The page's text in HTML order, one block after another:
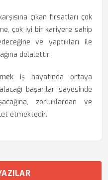
çıkan fırsatları çok
çok iyi bir kariyere sahip
ve yaptıkları ile
delalettir.
iş hayatında ortaya
başarılar sayesinde
zorluklardan ve
etmektedir.